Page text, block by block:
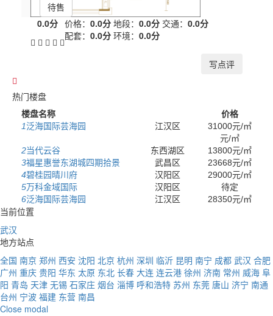
待售
0.0分 价格： 0.0分 地段： 0.0分 交通： 0.0分
配套： 0.0分 环境： 0.0分
写点评
热门楼盘
楼盘名称
价格
1泛海国际芸海园 江汉区
31000元/㎡
元/㎡
2当代云谷 东西湖区
13800元/㎡
3福星惠誉东湖城四期拾景 武昌区
23668元/㎡
4碧桂园晴川府 汉阳区
29000元/㎡
5万科金域国际 汉阳区
待定
6泛海国际芸海园 江汉区 28350元/㎡
当前位置
武汉
地方站点
全国 南京 郑州 西安 沈阳 北京 杭州 深圳 临沂 昆明 南宁 成都 武汉 合肥
广州 重庆 贵阳 华东 太原 东北 长春 大连 连云港 徐州 济南 常州 威海 阜
阳 青岛 天津 无锡 石家庄 烟台 淄博 呼和浩特 苏州 东莞 唐山 济宁 南通
台州 宁波 福建 东营 南昌
Close modal